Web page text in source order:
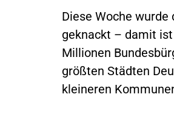
Diese Woche
geknackt – damit
Millionen
größten Städten
kleineren